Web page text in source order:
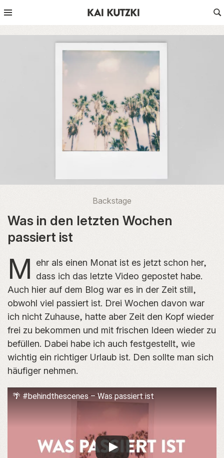
Backstage
Was in den letzten Wochen
passiert ist
M
ehr als einen Monat ist es jetzt schon her,
dass ich das letzte Video gepostet habe.
Auch hier auf dem Blog war es in der Zeit still,
obwohl viel passiert ist. Drei Wochen davon war
ich nicht Zuhause, hatte aber Zeit den Kopf wieder
frei zu bekommen und mit frischen Ideen wieder zu
befüllen. Dabei habe ich auch festgestellt, wie
wichtig ein richtiger Urlaub ist. Den sollte man sich
häufiger nehmen.
🌴 #behindthescenes – Was passiert ist